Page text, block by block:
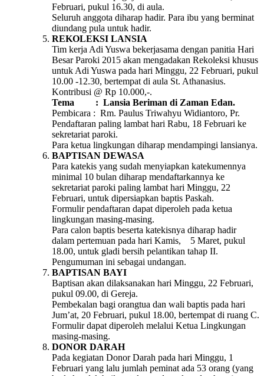
Februari, pukul 16.30, di aula.
Seluruh anggota diharap hadir. Para ibu yang berminat
diundang pula untuk hadir.
REKOLEKSI LANSIA
Tim kerja Adi Yuswa bekerjasama dengan panitia Hari
Besar Paroki 2015 akan mengadakan Rekoleksi khusus
untuk Adi Yuswa pada hari Minggu, 22 Februari, pukul
10.00 -12.30, bertempat di aula St. Athanasius.
Kontribusi @ Rp 10.000,-.
Tema : Lansia Beriman di Zaman Edan.
Pembicara : Rm. Paulus Triwahyu Widiantoro, Pr.
Pendaftaran paling lambat hari Rabu, 18 Februari ke
sekretariat paroki.
Para ketua lingkungan diharap mendampingi lansianya.
BAPTISAN DEWASA
Para katekis yang sudah menyiapkan katekumennya
minimal 10 bulan diharap mendaftarkannya ke
sekretariat paroki paling lambat hari Minggu, 22
Februari, untuk dipersiapkan baptis Paskah.
Formulir pendaftaran dapat diperoleh pada ketua
lingkungan masing-masing.
Para calon baptis beserta katekisnya diharap hadir
dalam pertemuan pada hari Kamis, 5 Maret, pukul
18.00, untuk gladi bersih pelantikan tahap II.
Pengumuman ini sebagai undangan.
BAPTISAN BAYI
Baptisan akan dilaksanakan hari Minggu, 22 Februari,
pukul 09.00, di Gereja.
Pembekalan bagi orangtua dan wali baptis pada hari
Jum’at, 20 Februari, pukul 18.00, bertempat di ruang C.
Formulir dapat diperoleh melalui Ketua Lingkungan
masing-masing.
DONOR DARAH
Pada kegiatan Donor Darah pada hari Minggu, 1
Februari yang lalu jumlah peminat ada 53 orang (yang